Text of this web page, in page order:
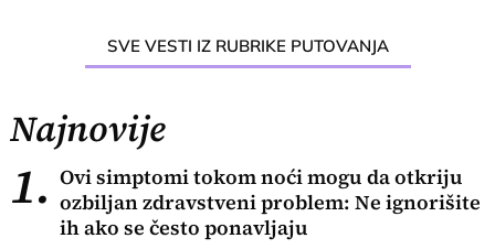
SVE VESTI IZ RUBRIKE PUTOVANJA
Najnovije
1. Ovi simptomi tokom noći mogu da otkriju
ozbiljan zdravstveni problem: Ne ignorišite
ih ako se često ponavljaju